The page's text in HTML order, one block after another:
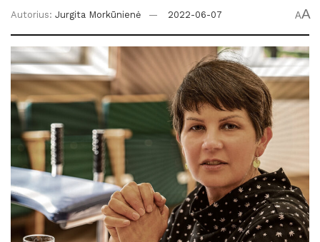
Autorius: Jurgita Morkūnienė 2022-06-07 AA